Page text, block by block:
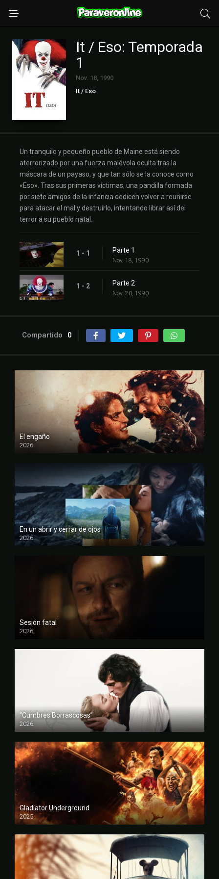
It / Eso: Temporada
1
Nov. 18, 1990
It / Eso
Un tranquilo y pequeño pueblo de Maine está siendo
aterrorizado por una fuerza malévola oculta tras la
máscara de un payaso, y que tan sólo se la conoce como
«Eso». Tras sus primeras víctimas, una pandilla formada
por siete amigos de la infancia dedicen volver a reunirse
para atacar el mal y destruirlo, intentando librar así del
terror a su pueblo natal.
1 - 1 Parte 1
Nov. 18, 1990
1 - 2 Parte 2
Nov. 20, 1990
Compartido 0
El engaño
2026
FULL HD
En un abrir y cerrar de ojos
2026
FULL HD
Sesión fatal
2026
FULL HD
“Cumbres Borrascosas”
2026
FULL HD
Gladiator Underground
2025
FULL HD